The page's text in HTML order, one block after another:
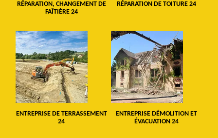
RÉPARATION, CHANGEMENT DE
FAÎTIÈRE 24
RÉPARATION DE TOITURE 24
ENTREPRISE DE TERRASSEMENT
24
ENTREPRISE DÉMOLITION ET
ÉVACUATION 24